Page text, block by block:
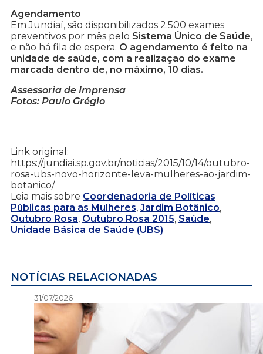
Agendamento
Em Jundiaí, são disponibilizados 2.500 exames
preventivos por mês pelo Sistema Único de Saúde,
e não há fila de espera. O agendamento é feito na
unidade de saúde, com a realização do exame
marcada dentro de, no máximo, 10 dias.
Assessoria de Imprensa
Fotos: Paulo Grégio
Link original:
https://jundiai.sp.gov.br/noticias/2015/10/14/outubro-
rosa-ubs-novo-horizonte-leva-mulheres-ao-jardim-
botanico/
Leia mais sobre Coordenadoria de Políticas
Públicas para as Mulheres, Jardim Botânico,
Outubro Rosa, Outubro Rosa 2015, Saúde,
Unidade Básica de Saúde (UBS)
NOTÍCIAS RELACIONADAS
31/07/2026